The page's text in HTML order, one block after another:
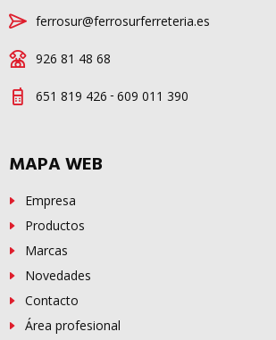
ferrosur@ferrosurferreteria.es
926 81 48 68
651 819 426 - 609 011 390
MAPA WEB
Empresa
Productos
Marcas
Novedades
Contacto
Área profesional